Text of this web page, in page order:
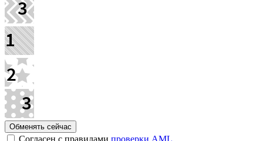
Согласен с правилами проверки AML